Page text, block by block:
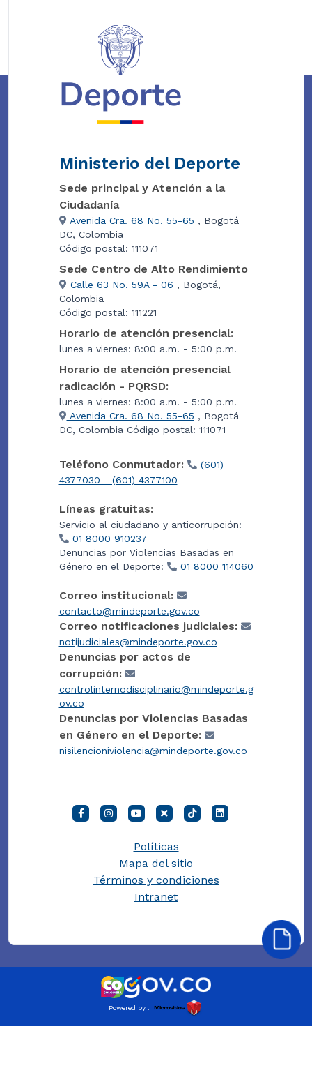
Ministerio del Deporte
Sede principal y Atención a la
Ciudadanía
Avenida Cra. 68 No. 55-65 , Bogotá
DC, Colombia
Código postal: 111071
Sede Centro de Alto Rendimiento
Calle 63 No. 59A - 06 , Bogotá,
Colombia
Código postal: 111221
Horario de atención presencial:
lunes a viernes: 8:00 a.m. - 5:00 p.m.
Horario de atención presencial
radicación - PQRSD:
lunes a viernes: 8:00 a.m. - 5:00 p.m.
Avenida Cra. 68 No. 55-65 , Bogotá
DC, Colombia Código postal: 111071
Teléfono Conmutador:
(601)
4377030 - (601) 4377100
Líneas gratuitas:
Servicio al ciudadano y anticorrupción:
01 8000 910237
Denuncias por Violencias Basadas en
Género en el Deporte:
01 8000 114060
Correo institucional:
contacto@mindeporte.gov.co
Correo notificaciones judiciales:
notijudiciales@mindeporte.gov.co
Denuncias por actos de
corrupción:
controlinternodisciplinario@mindeporte.g
ov.co
Denuncias por Violencias Basadas
en Género en el Deporte:
nisilencioniviolencia@mindeporte.gov.co
Políticas
Mapa del sitio
Términos y condiciones
Intranet
Powered by :